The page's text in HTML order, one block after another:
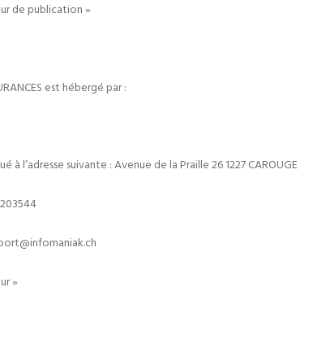
de publication »
est hébergé par :
à l’adresse suivante : Avenue de la Praille 26 1227 CAROUGE
»